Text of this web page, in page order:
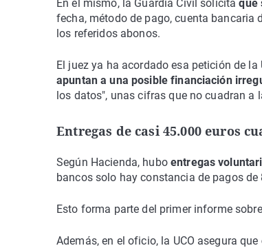
En el mismo, la Guardia Civil solicitaque
fecha, método de pago, cuenta
los referidos abonos.
El juez ya ha acordado esa petición de la
apuntan a una posible financiación
los datos", unas cifras que no cuadran a
Entregas de casi 45.000 euros
Según Hacienda, hubo entregas
bancos solo hay constancia de pagos
Esto forma parte del primer informe
Además, en el oficio, la UCO asegura que